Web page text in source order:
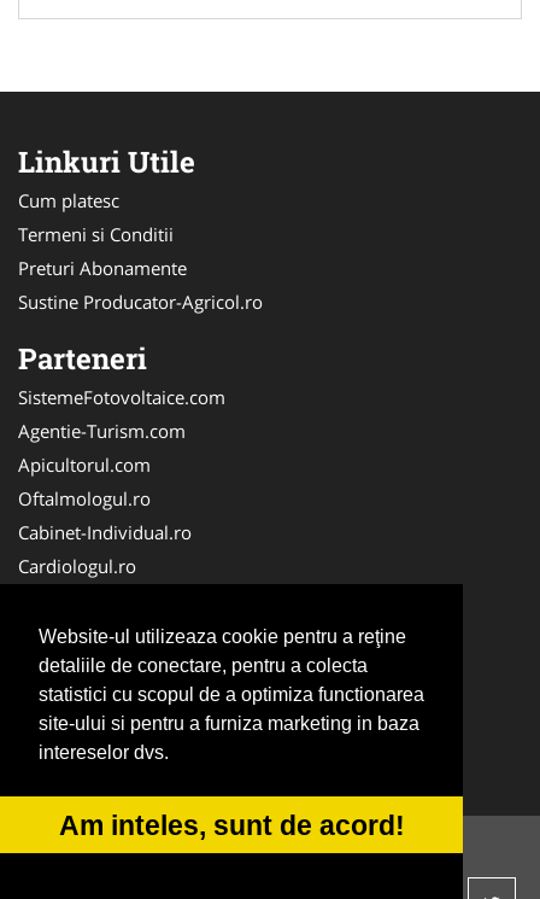
Website-ul utilizeaza cookie pentru a reţine
detaliile de conectare, pentru a colecta
statistici cu scopul de a optimiza functionarea
site-ului si pentru a furniza marketing in baza
intereselor dvs.
Am inteles, sunt de acord!
Linkuri Utile
Cum platesc
Termeni si Conditii
Preturi Abonamente
Sustine Producator-Agricol.ro
Parteneri
SistemeFotovoltaice.com
Agentie-Turism.com
Apicultorul.com
Oftalmologul.ro
Cabinet-Individual.ro
Cardiologul.ro
CramaVinuri.ro
Centru-Copiere.ro
CentruInchirieri.ro
Medic-Bun.com
© 2014-2026 -ANPC SOL